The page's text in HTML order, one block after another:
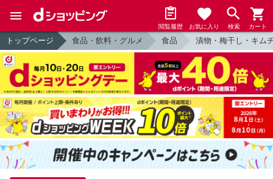
閲覧履歴 お気に入り 検索 カート
トップページ 食品・飲料・グルメ 食品 漬物・梅干し・キム